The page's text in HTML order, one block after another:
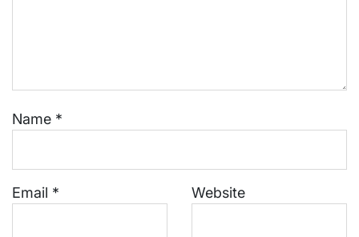
Name *
Email * Website